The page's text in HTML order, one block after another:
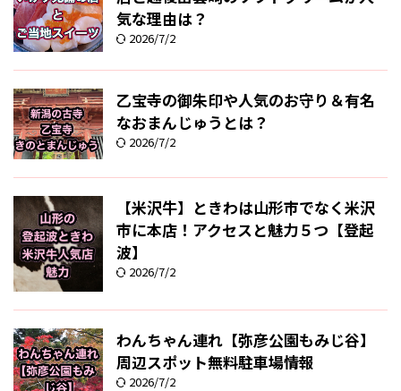
気な理由は？
2026/7/2
乙宝寺の御朱印や人気のお守り＆有名
なおまんじゅうとは？
2026/7/2
【米沢牛】ときわは山形市でなく米沢
市に本店！アクセスと魅力５つ【登起
波】
2026/7/2
わんちゃん連れ【弥彦公園もみじ谷】
周辺スポット無料駐車場情報
2026/7/2